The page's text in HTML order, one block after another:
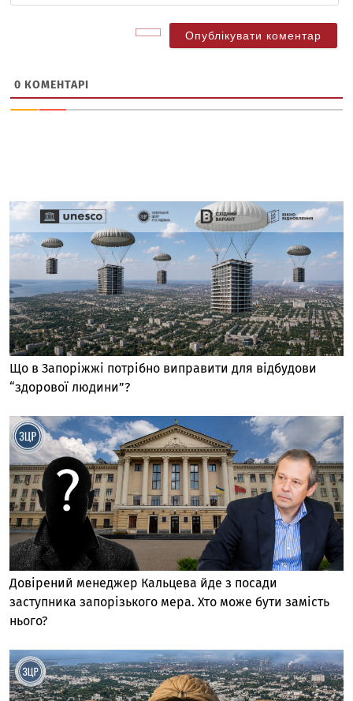
0 КОМЕНТАРІ
Що в Запоріжжі потрібно виправити для відбудови
“здорової людини”?
Довірений менеджер Кальцева йде з посади
заступника запорізького мера. Хто може бути замість
нього?